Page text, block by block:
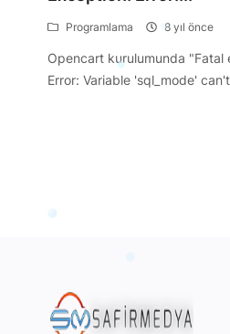
Programlama 8 yıl önce
Opencart kurulumunda "Fatal
Error: Variable 'sql_mode'